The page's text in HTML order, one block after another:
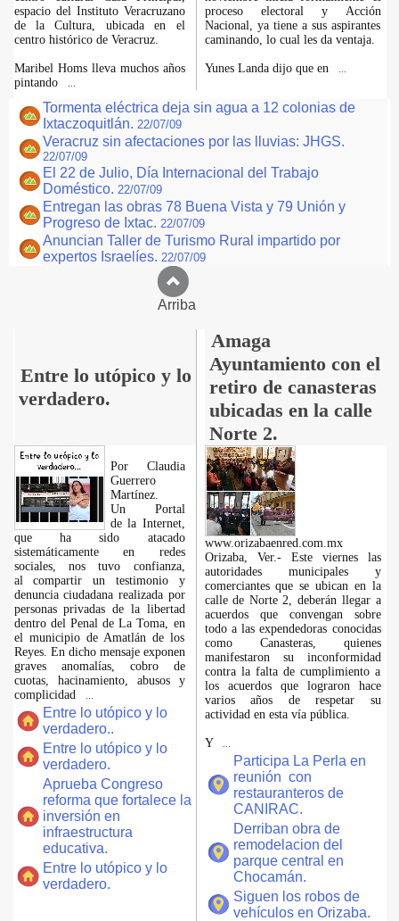
espacio del Instituto Veracruzano
de la Cultura, ubicada en el
centro histórico de Veracruz.
Maribel Homs lleva muchos años
pintando
proceso electoral y Acción
Nacional, ya tiene a sus aspirantes
caminando, lo cual les da ventaja.
Yunes Landa dijo que en
Tormenta eléctrica deja sin agua a 12 colonias de
Ixtaczoquitlán. 22/07/09
Veracruz sin afectaciones por las lluvias: JHGS.
22/07/09
El 22 de Julio, Día Internacional del Trabajo
Doméstico. 22/07/09
Entregan las obras 78 Buena Vista y 79 Unión y
Progreso de Ixtac. 22/07/09
Anuncian Taller de Turismo Rural impartido por
expertos Israelíes. 22/07/09
Arriba
Entre lo utópico y lo
verdadero.
Amaga
Ayuntamiento con el
retiro de canasteras
ubicadas en la calle
Norte 2.
Por Claudia
Guerrero
Martínez.
​Un Portal
de la Internet,
que ha sido atacado
sistemáticamente en redes
sociales, nos tuvo confianza,
al compartir un testimonio y
denuncia ciudadana realizada por
personas privadas de la libertad
dentro del Penal de La Toma, en
el municipio de Amatlán de los
Reyes. En dicho mensaje exponen
graves anomalías, cobro de
cuotas, hacinamiento, abusos y
complicidad
Entre lo utópico y lo
verdadero..
Entre lo utópico y lo
verdadero.
Aprueba Congreso
reforma que fortalece la
inversión en
infraestructura
educativa.
Entre lo utópico y lo
verdadero.
www.orizabaenred.com.mx
Orizaba, Ver.- Este viernes las
autoridades municipales y
comerciantes que se ubican en la
calle de Norte 2, deberán llegar a
acuerdos que convengan sobre
todo a las expendedoras conocidas
como Canasteras, quienes
manifestaron su inconformidad
contra la falta de cumplimiento a
los acuerdos que lograron hace
varios años de respetar su
actividad en esta vía pública.
Y
Participa La Perla en
reunión con
restauranteros de
CANIRAC.
Derriban obra de
remodelacion del
parque central en
Chocamán.
Siguen los robos de
vehículos en Orizaba.